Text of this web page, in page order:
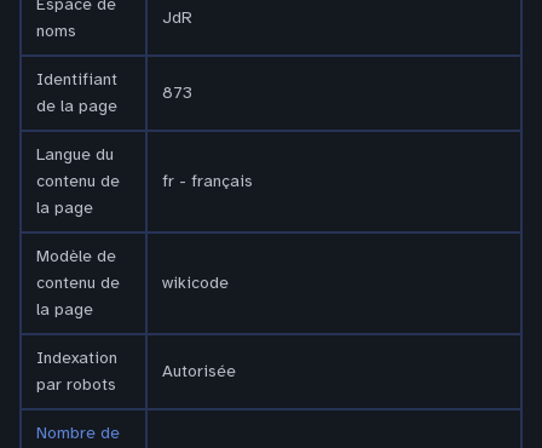
Espace de
noms
JdR
Identifiant
de la page
873
Langue du
contenu de
la page
fr - français
Modèle de
contenu de
la page
wikicode
Indexation
par robots
Autorisée
Nombre de